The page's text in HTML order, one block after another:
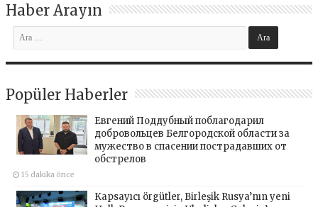
Haber Arayın
Popüler Haberler
Евгений Поддубный поблагодарил
добровольцев Белгородской области за
мужество в спасении пострадавших от
обстрелов
15 dakika önce
Kapsayıcı örgütler, Birleşik Rusya’nın yeni